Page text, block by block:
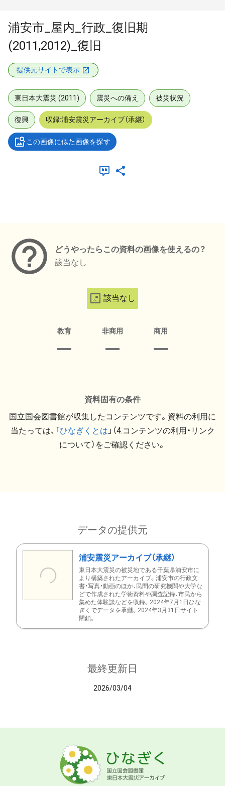
浦安市_屋内_行政_復旧期
(2011,2012)_復旧
提供元サイトで表示
東日本大震災 (2011) 震災への備え 被災状況
復興 収録:浦安震災アーカイブ（承継）
この画像に似た画像を探す
どうやったらこの資料の画像を使えるの？
該当なし
該当なし
教育 非商用 商用
資料固有の条件
国立国会図書館が収集したコンテンツです。資料の利用に
当たっては、「ひなぎくとは 」（4.コンテンツの利用・リンク
について）をご確認ください。
データの提供元
浦安震災アーカイブ（承継）
東日本大震災の被災地である千葉県浦安市に
より構築されたアーカイブ。浦安市の行政文
書・写真・動画のほか、民間の研究機関や大学な
どで作成された学術資料や調査記録、市民から
集めた体験談などを収録。2024年7月1日ひな
ぎくでデータを承継。2024年3月31日サイト
閉鎖。
最終更新日
2026/03/04